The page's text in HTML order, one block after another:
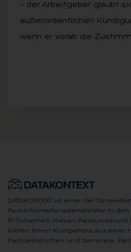
– der Arbeitgeber glaubt
außerordentlichen
wenn er vorab die
DATAKONTEXT ist einer der
Fachinformationsdienstleister in
IT-Sicherheit, Human Resources
bieten Ihnen Kompetenz aus einer
Fachzeitschriften und Seminare,